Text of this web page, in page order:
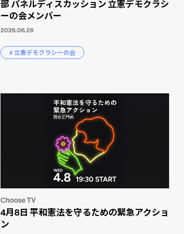
部 パネルディスカッション 立憲デモクラシ
ーの会メンバー
2026.06.28
# 立憲デモクラシーの会
Choose TV
4月8日 平和憲法を守るための緊急アクショ
ン